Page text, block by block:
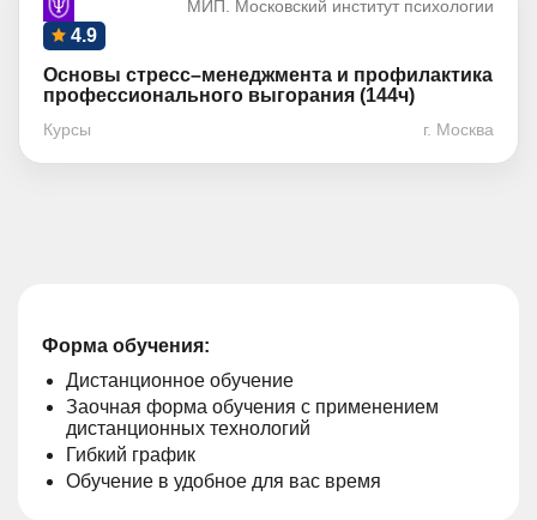
МИП. Московский институт психологии
4.9
Основы стресс–менеджмента и профилактика
профессионального выгорания (144ч)
Курсы г. Москва
Форма обучения:
Дистанционное обучение
Заочная форма обучения с применением
дистанционных технологий
Гибкий график
Обучение в удобное для вас время